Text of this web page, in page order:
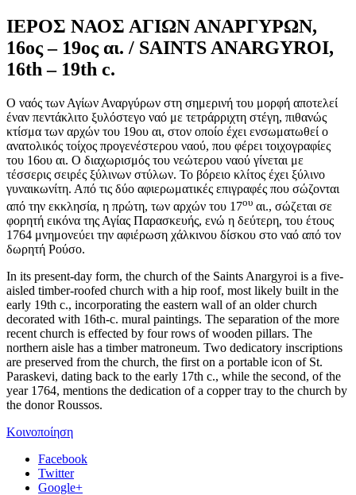
ΙΕΡΟΣ ΝΑΟΣ ΑΓΙΩΝ ΑΝΑΡΓΥΡΩΝ,
16ος – 19ος αι. / SAINTS ANARGYROI,
16th – 19th c.
Ο ναός των Αγίων Αναργύρων στη σημερινή του μορφή αποτελεί
έναν πεντάκλιτο ξυλόστεγο ναό με τετράρριχτη στέγη, πιθανώς
κτίσμα των αρχών του 19ου αι, στον οποίο έχει ενσωματωθεί ο
ανατολικός τοίχος προγενέστερου ναού, που φέρει τοιχογραφίες
του 16ου αι. Ο διαχωρισμός του νεώτερου ναού γίνεται με
τέσσερις σειρές ξύλινων στύλων. Το βόρειο κλίτος έχει ξύλινο
γυναικωνίτη. Από τις δύο αφιερωματικές επιγραφές που σώζονται
από την εκκλησία, η πρώτη, των αρχών του 17ου αι., σώζεται σε
φορητή εικόνα της Αγίας Παρασκευής, ενώ η δεύτερη, του έτους
1764 μνημονεύει την αφιέρωση χάλκινου δίσκου στο ναό από τον
δωρητή Ρούσο.
In its present-day form, the church of the Saints Anargyroi is a five-
aisled timber-roofed church with a hip roof, most likely built in the
early 19th c., incorporating the eastern wall of an older church
decorated with 16th-c. mural paintings. The separation of the more
recent church is effected by four rows of wooden pillars. The
northern aisle has a timber matroneum. Two dedicatory inscriptions
are preserved from the church, the first on a portable icon of St.
Paraskevi, dating back to the early 17th c., while the second, of the
year 1764, mentions the dedication of a copper tray to the church by
the donor Roussos.
Κοινοποίηση
Facebook
Twitter
Google+